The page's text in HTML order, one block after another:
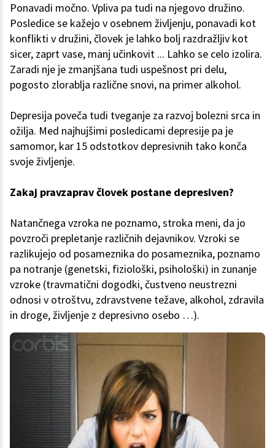
Ponavadi močno. Vpliva pa tudi na njegovo družino.
Posledice se kažejo v osebnem življenju, ponavadi kot
konflikti v družini, človek je lahko bolj razdražljiv kot
sicer, zaprt vase, manj učinkovit ... Lahko se celo izolira.
Zaradi nje je zmanjšana tudi uspešnost pri delu,
pogosto zlorablja različne snovi, na primer alkohol.
Depresija poveča tudi tveganje za razvoj bolezni srca in
ožilja. Med najhujšimi posledicami depresije pa je
samomor, kar 15 odstotkov depresivnih tako konča
svoje življenje.
Zakaj pravzaprav človek postane depresiven?
Natančnega vzroka ne poznamo, stroka meni, da jo
povzroči prepletanje različnih dejavnikov. Vzroki se
razlikujejo od posameznika do posameznika, poznamo
pa notranje (genetski, fiziološki, psihološki) in zunanje
vzroke (travmatični dogodki, čustveno neustrezni
odnosi v otroštvu, zdravstvene težave, alkohol, zdravila
in droge, življenje z depresivno osebo …).